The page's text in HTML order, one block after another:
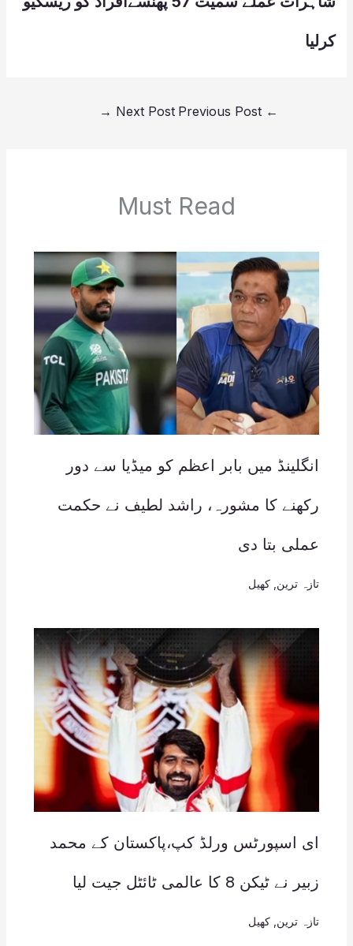
کرلیا
←
Next Post
→
Must Read
انگلینڈ میں بابر اعظم کو میڈیا سے دور
رکھنے کا مشورہ، راشد لطیف نے حکمت
عملی بتا دی
تازہ ترین کھیل
ای اسپورٹس ورلڈ کپ،پاکستان کے محمد
زبیر نے ٹیکن 8 کا عالمی ٹائٹل جیت لیا
تازہ ترین کھیل